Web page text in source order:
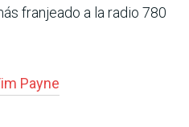
franjeado a la radio 780
Payne